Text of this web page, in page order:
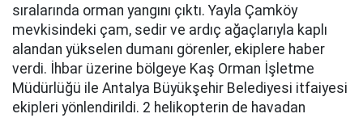
sıralarında orman yangını çıktı. Yayla Çamköy
mevkisindeki çam, sedir ve ardıç ağaçlarıyla kaplı
alandan yükselen dumanı görenler, ekiplere haber
verdi. İhbar üzerine bölgeye Kaş Orman İşletme
Müdürlüğü ile Antalya Büyükşehir Belediyesi itfaiyesi
ekipleri yönlendirildi. 2 helikopterin de havadan